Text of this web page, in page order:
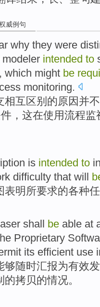
威例句
why they were
modeler intended to
, which might be
monitoring.
相互区别的 原因 并不
， 这在使用流程监
is intended to
difficulty that will
表明 所要求的各种
shall be able at
Proprietary
its efficient use
够随时汇报为有效
的拷贝的情况。